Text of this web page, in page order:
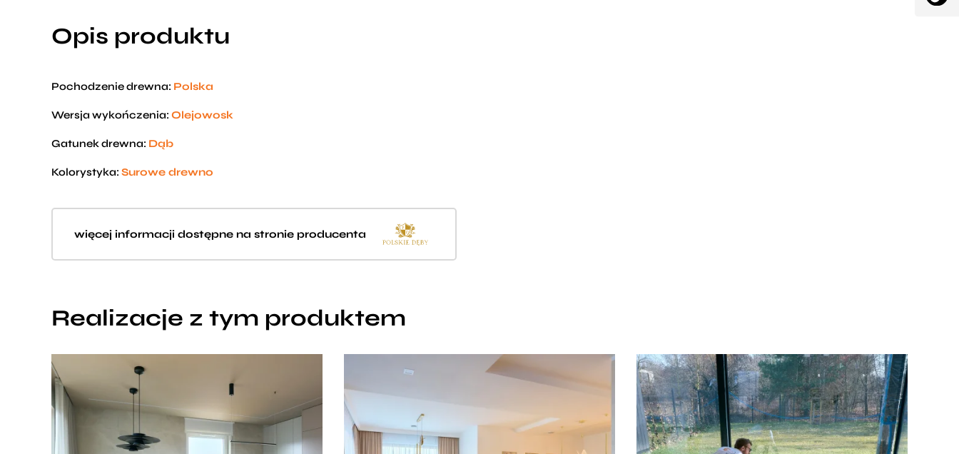
Opis produktu
Pochodzenie drewna: Polska
Wersja wykończenia: Olejowosk
Gatunek drewna: Dąb
Kolorystyka: Surowe drewno
więcej informacji dostępne na stronie producenta
Realizacje z tym produktem